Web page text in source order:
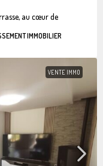
au cœur de
IMMOBILIER
VENTE IMMO